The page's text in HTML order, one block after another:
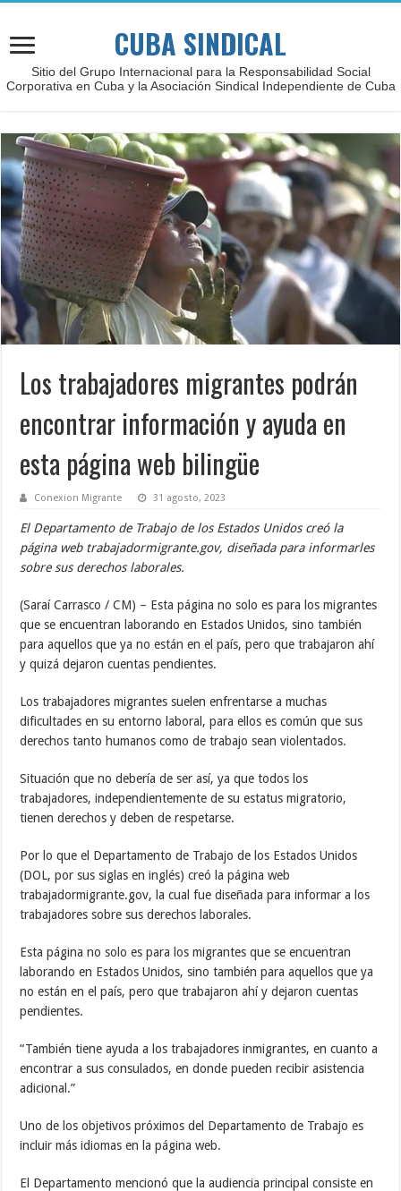
CUBA SINDICAL
Sitio del Grupo Internacional para la Responsabilidad Social
Corporativa en Cuba y la Asociación Sindical Independiente de Cuba
Los trabajadores migrantes podrán
encontrar información y ayuda en
esta página web bilingüe
Conexion Migrante 31 agosto, 2023
El Departamento de Trabajo de los Estados Unidos creó la
página web trabajadormigrante.gov, diseñada para informarles
sobre sus derechos laborales.
(Saraí Carrasco / CM) – Esta página no solo es para los migrantes
que se encuentran laborando en Estados Unidos, sino también
para aquellos que ya no están en el país, pero que trabajaron ahí
y quizá dejaron cuentas pendientes.
Los trabajadores migrantes suelen enfrentarse a muchas
dificultades en su entorno laboral, para ellos es común que sus
derechos tanto humanos como de trabajo sean violentados.
Situación que no debería de ser así, ya que todos los
trabajadores, independientemente de su estatus migratorio,
tienen derechos y deben de respetarse.
Por lo que el Departamento de Trabajo de los Estados Unidos
(DOL, por sus siglas en inglés) creó la página web
trabajadormigrante.gov, la cual fue diseñada para informar a los
trabajadores sobre sus derechos laborales.
Esta página no solo es para los migrantes que se encuentran
laborando en Estados Unidos, sino también para aquellos que ya
no están en el país, pero que trabajaron ahí y dejaron cuentas
pendientes.
“También tiene ayuda a los trabajadores inmigrantes, en cuanto a
encontrar a sus consulados, en donde pueden recibir asistencia
adicional.”
Uno de los objetivos próximos del Departamento de Trabajo es
incluir más idiomas en la página web.
El Departamento mencionó que la audiencia principal consiste en